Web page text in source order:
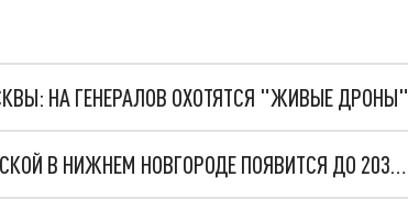
НА ГЕНЕРАЛОВ ОХОТЯТСЯ "ЖИВЫЕ ДРОНЫ"
ТРАНСПОРТНАЯ РАЗВЯЗКА НА УЛИЦЕ ДОЛЖАНСКОЙ В НИЖНЕМ НОВГОРОДЕ ПОЯВИТСЯ ДО 2030 ГОДА